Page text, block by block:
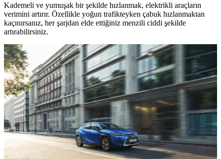
Kademeli ve yumuşak bir şekilde hızlanmak, elektrikli araçların
verimini artırır. Özellikle yoğun trafikteyken çabuk hızlanmaktan
kaçınırsanız, her şarjdan elde ettiğiniz menzili ciddi şekilde
artırabilirsiniz.